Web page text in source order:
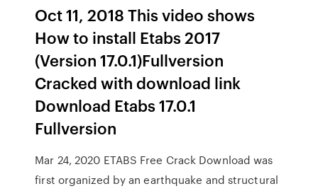
Oct 11, 2018 This video shows
How to install Etabs 2017
(Version 17.0.1)Fullversion
Cracked with download link
Download Etabs 17.0.1
Fullversion
Mar 24, 2020 ETABS Free Crack Download was
first organized by an earthquake and structural